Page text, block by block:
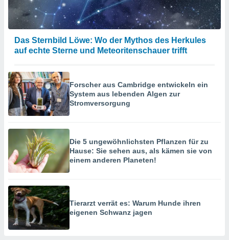
Das Sternbild Löwe: Wo der Mythos des Herkules
auf echte Sterne und Meteoritenschauer trifft
Forscher aus Cambridge entwickeln ein
System aus lebenden Algen zur
Stromversorgung
Die 5 ungewöhnlichsten Pflanzen für zu
Hause: Sie sehen aus, als kämen sie von
einem anderen Planeten!
Tierarzt verrät es: Warum Hunde ihren
eigenen Schwanz jagen